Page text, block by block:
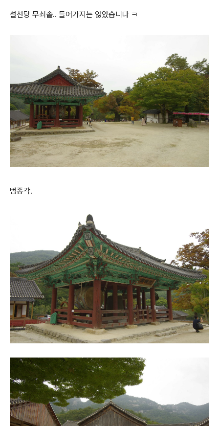
설선당 무쇠솥.. 들어가지는 않았습니다 ㅋ
범종각.